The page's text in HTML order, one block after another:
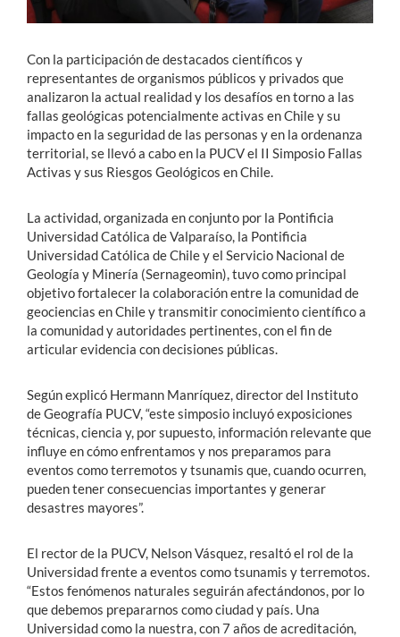
Con la participación de destacados científicos y
representantes de organismos públicos y privados que
analizaron la actual realidad y los desafíos en torno a las
fallas geológicas potencialmente activas en Chile y su
impacto en la seguridad de las personas y en la ordenanza
territorial, se llevó a cabo en la PUCV el II Simposio Fallas
Activas y sus Riesgos Geológicos en Chile.
La actividad, organizada en conjunto por la Pontificia
Universidad Católica de Valparaíso, la Pontificia
Universidad Católica de Chile y el Servicio Nacional de
Geología y Minería (Sernageomin), tuvo como principal
objetivo fortalecer la colaboración entre la comunidad de
geociencias en Chile y transmitir conocimiento científico a
la comunidad y autoridades pertinentes, con el fin de
articular evidencia con decisiones públicas.
Según explicó Hermann Manríquez, director del Instituto
de Geografía PUCV, “este simposio incluyó exposiciones
técnicas, ciencia y, por supuesto, información relevante que
influye en cómo enfrentamos y nos preparamos para
eventos como terremotos y tsunamis que, cuando ocurren,
pueden tener consecuencias importantes y generar
desastres mayores”.
El rector de la PUCV, Nelson Vásquez, resaltó el rol de la
Universidad frente a eventos como tsunamis y terremotos.
“Estos fenómenos naturales seguirán afectándonos, por lo
que debemos prepararnos como ciudad y país. Una
Universidad como la nuestra, con 7 años de acreditación,